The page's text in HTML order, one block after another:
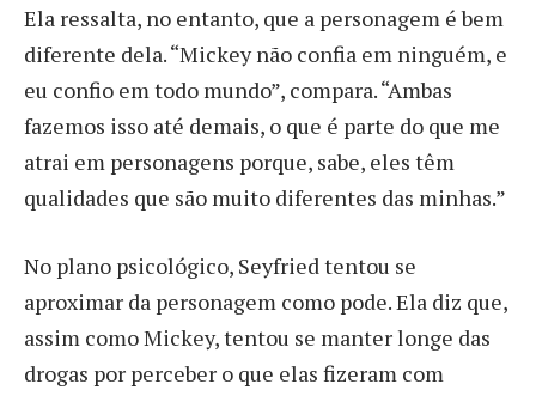
Ela ressalta, no entanto, que a personagem é bem
diferente dela. “Mickey não confia em ninguém, e
eu confio em todo mundo”, compara. “Ambas
fazemos isso até demais, o que é parte do que me
atrai em personagens porque, sabe, eles têm
qualidades que são muito diferentes das minhas.”
No plano psicológico, Seyfried tentou se
aproximar da personagem como pode. Ela diz que,
assim como Mickey, tentou se manter longe das
drogas por perceber o que elas fizeram com